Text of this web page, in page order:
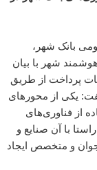
بانک شهر،
شهر با بیان
پرداخت از طریق
یکی از محورهای
از فناوری‌های
با آن صنایع و
جوان و متخصص ایجاد